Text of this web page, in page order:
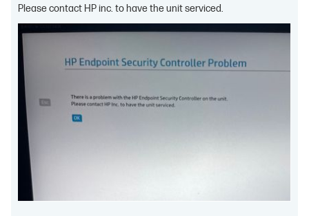
Please contact HP inc. to have the unit serviced.